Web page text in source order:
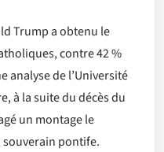
Trump a obtenu le
contre 42 %
analyse de l’Université
à la suite du décès du
un montage le
pontife.